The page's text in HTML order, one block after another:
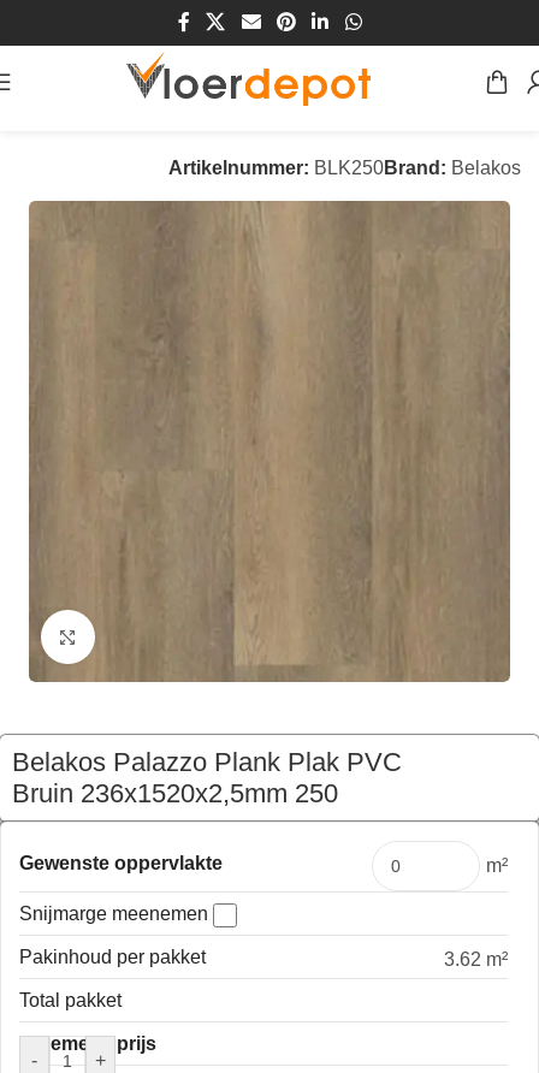
/Vloeren/PVC Vloeren
Artikelnummer: BLK250Brand: Belakos
Klik om te vergroten
Belakos Palazzo Plank Plak PVC
Bruin 236x1520x2,5mm 250
€191,97 Pakket
Gewenste oppervlakte m²
Snijmarge meenemen
Pakinhoud per pakket
3.62 m²
Total pakket
Algemene prijs
-
+